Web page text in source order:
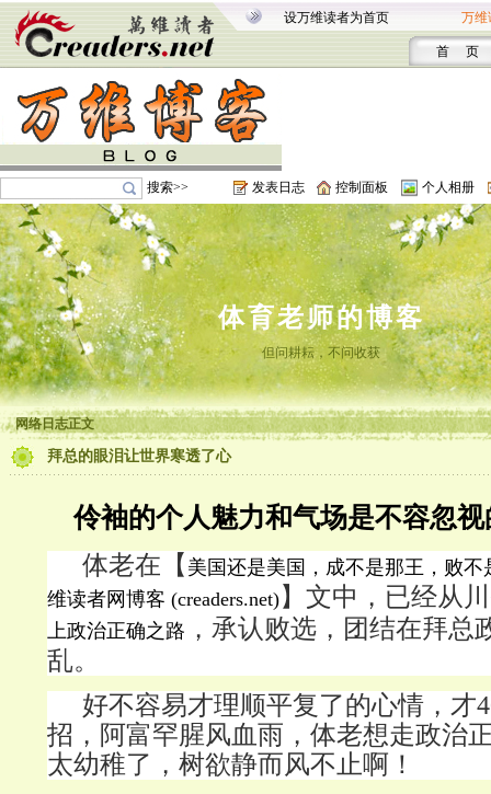
设万维读者为首页 万维
首 页
搜索>> 发表日志 控制面板 个人相册
体育老师的博客
但问耕耘，不问收获
网络日志正文
拜总的眼泪让世界寒透了心
伶袖的个人魅力和气场是不容忽视
体老在【 美国还是美国，成不是那王，败
维读者网博客 (creaders.net) 】文中，已经从
上政治正确之路 ，承认败选，团结在拜总
乱。
好不容易才理顺平复了的心情，才
招，阿富罕腥风血雨，体老想走政治
太幼稚了，树欲静而风不止啊！